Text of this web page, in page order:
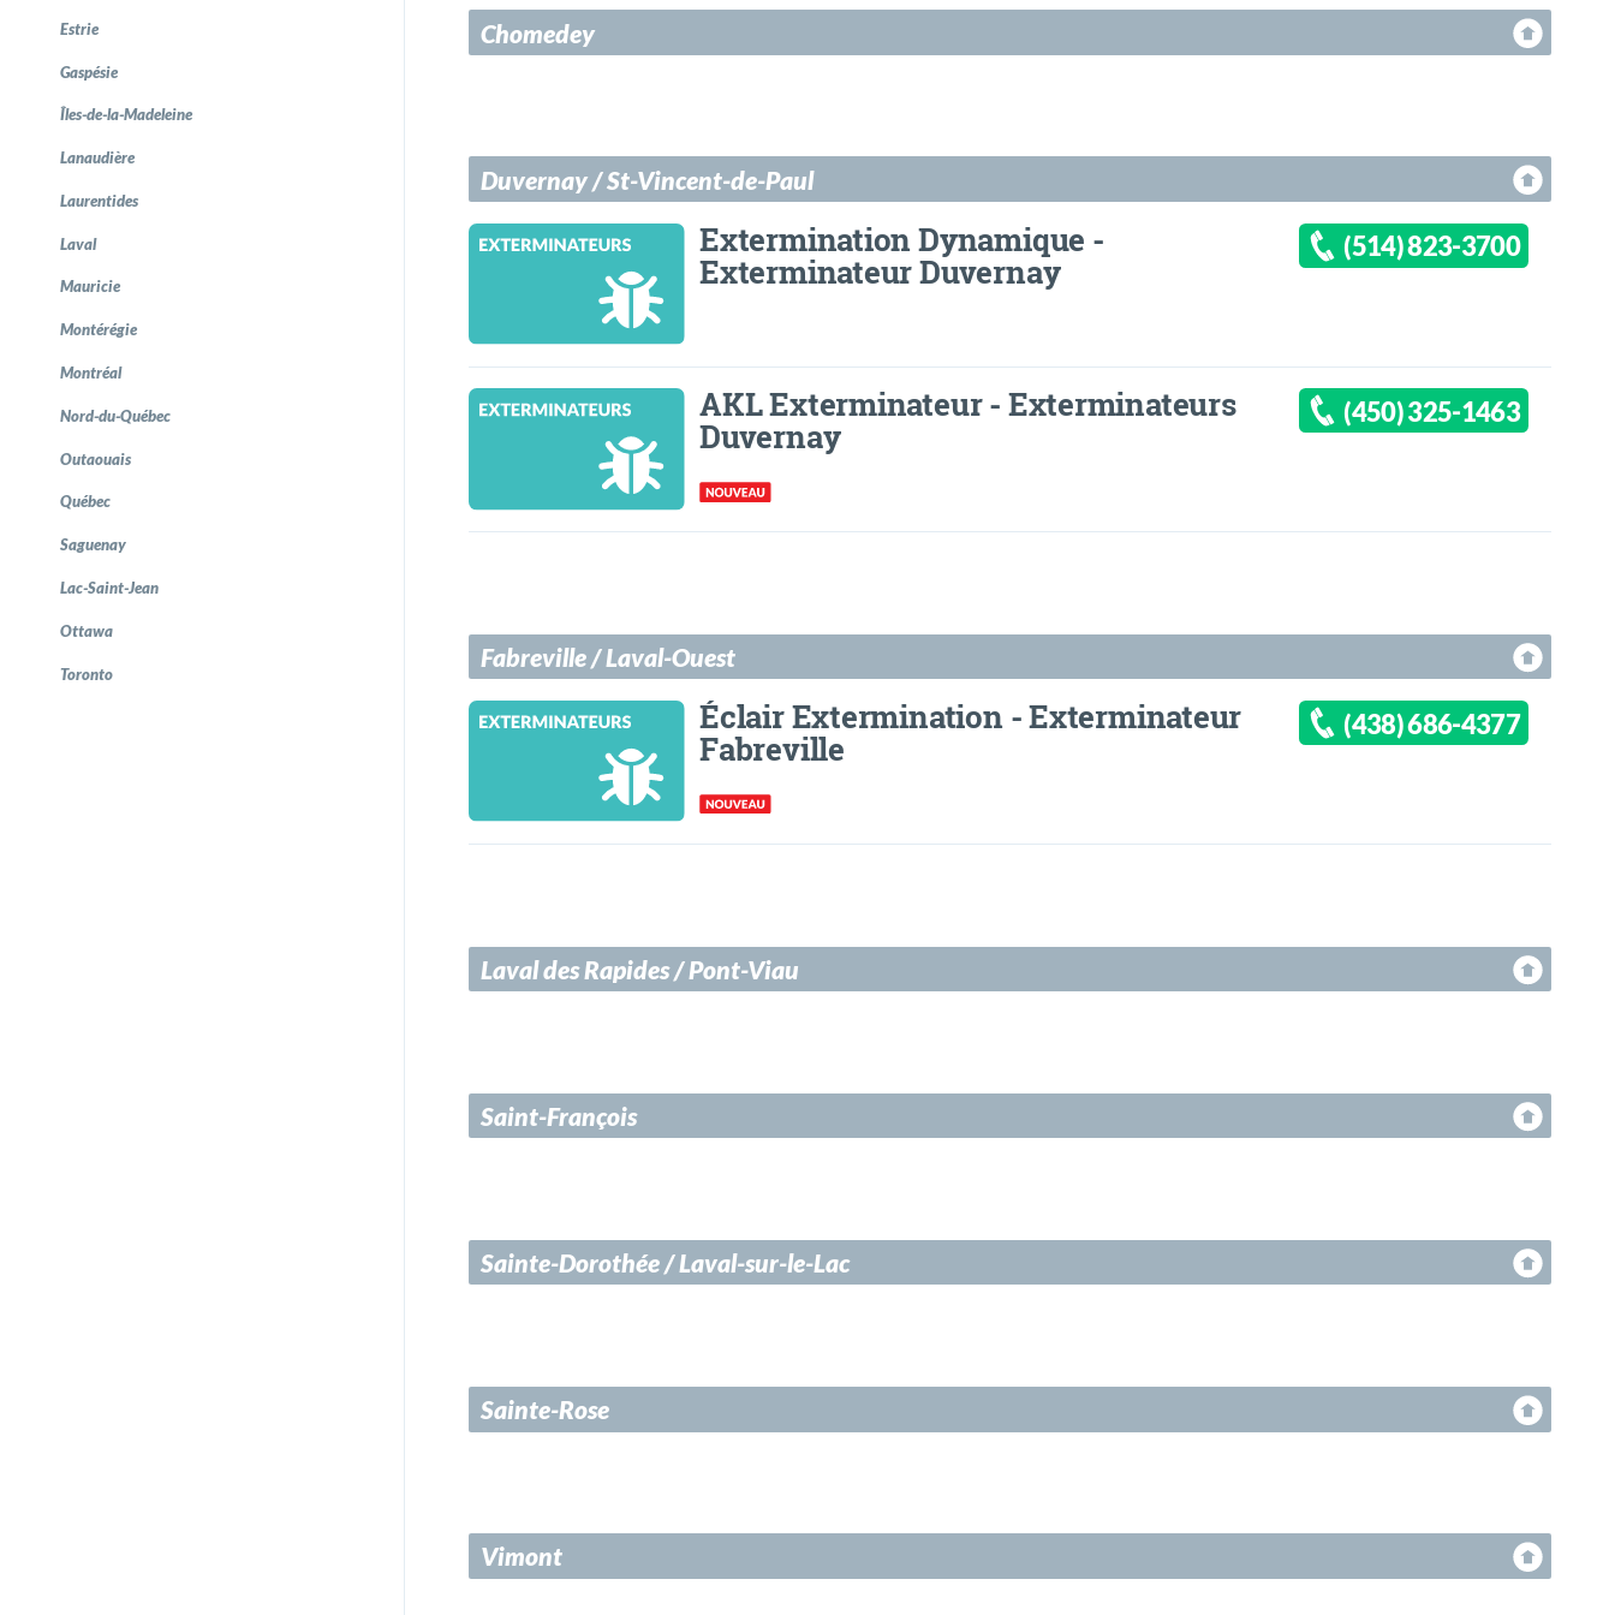
Estrie
Gaspésie
Îles-de-la-Madeleine
Lanaudière
Laurentides
Laval
Mauricie
Montérégie
Montréal
Nord-du-Québec
Outaouais
Québec
Saguenay
Lac-Saint-Jean
Ottawa
Toronto
Chomedey
Duvernay / St-Vincent-de-Paul
Extermination Dynamique -
Exterminateur Duvernay
(514) 823-3700
AKL Exterminateur - Exterminateurs
Duvernay
(450) 325-1463
Fabreville / Laval-Ouest
Éclair Extermination - Exterminateur
Fabreville
(438) 686-4377
Laval des Rapides / Pont-Viau
Saint-François
Sainte-Dorothée / Laval-sur-le-Lac
Sainte-Rose
Vimont